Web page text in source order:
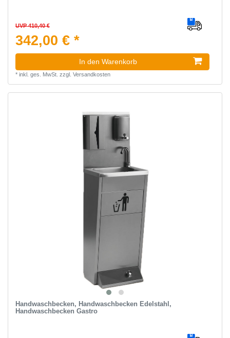
UVP 410,40 €
342,00 € *
In den Warenkorb
* inkl. ges. MwSt. zzgl. Versandkosten
Handwaschbecken, Handwaschbecken Edelstahl,
Handwaschbecken Gastro